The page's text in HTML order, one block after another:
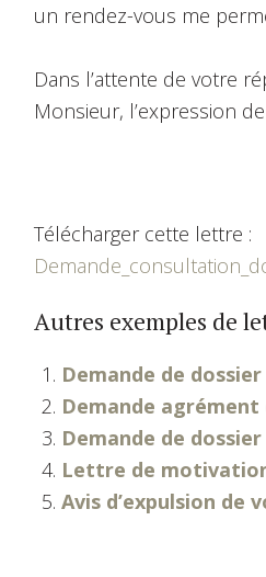
un rendez-vous me
Dans l’attente de votre
Monsieur, l’expression
Télécharger cette lettre :
Autres exemples de
Demande de
Demande
Demande de
Lettre de
Avis d’expulsion de